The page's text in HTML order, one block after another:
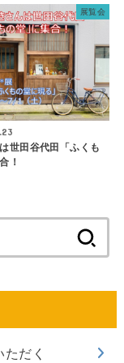
展覧会
世田谷代田「ふくも
！
だく